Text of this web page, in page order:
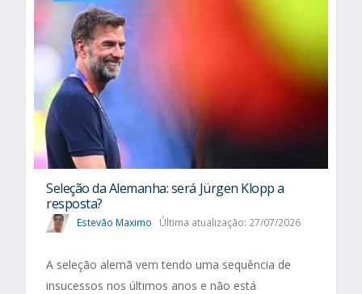
Seleção da Alemanha: será Jürgen Klopp a
resposta?
Estevão Maximo Última atualização: 27/07/2026
A seleção alemã vem tendo uma sequência de
insucessos nos últimos anos e não está